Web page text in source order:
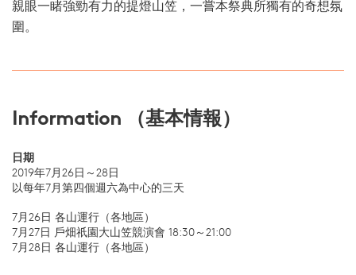
親眼一睹強勁有力的提燈山笠，一嘗本祭典所獨有的奇想氛
圍。
Information （基本情報）
日期
2019年7月26日～28日
以每年7月第四個週六為中心的三天
7月26日 各山運行（各地區）
7月27日 戶畑祇園大山笠競演會 18:30～21:00
7月28日 各山運行（各地區）